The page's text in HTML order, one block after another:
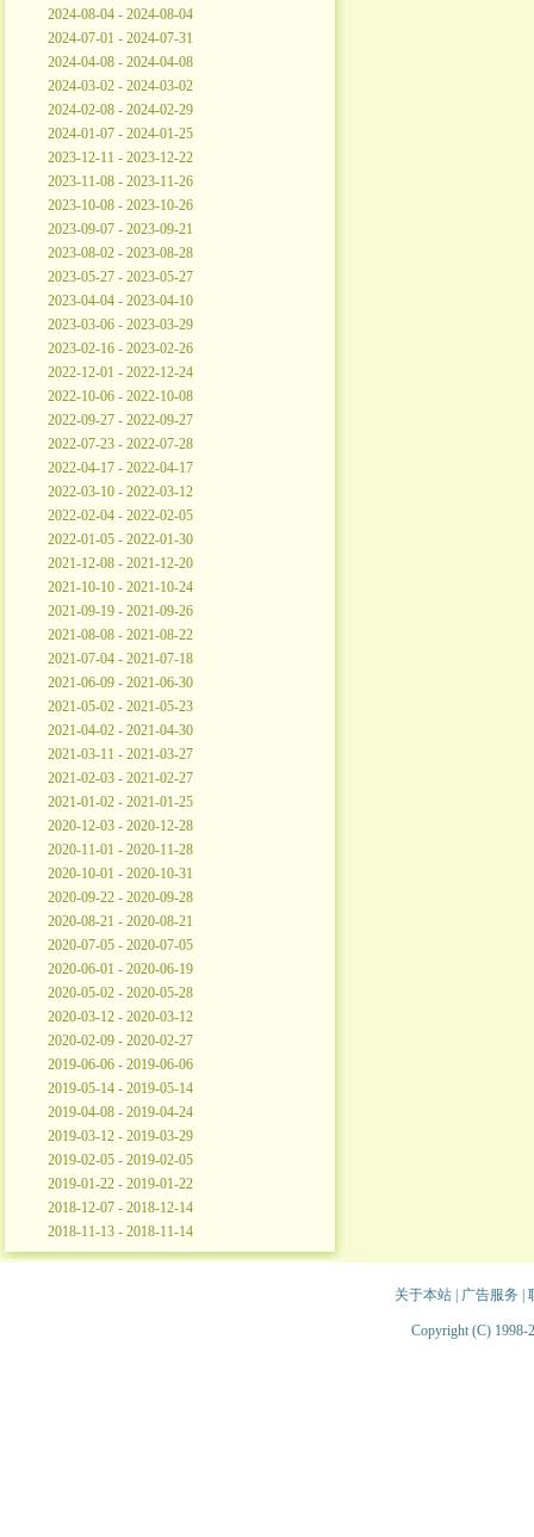
2024-08-04 - 2024-08-04
2024-07-01 - 2024-07-31
2024-04-08 - 2024-04-08
2024-03-02 - 2024-03-02
2024-02-08 - 2024-02-29
2024-01-07 - 2024-01-25
2023-12-11 - 2023-12-22
2023-11-08 - 2023-11-26
2023-10-08 - 2023-10-26
2023-09-07 - 2023-09-21
2023-08-02 - 2023-08-28
2023-05-27 - 2023-05-27
2023-04-04 - 2023-04-10
2023-03-06 - 2023-03-29
2023-02-16 - 2023-02-26
2022-12-01 - 2022-12-24
2022-10-06 - 2022-10-08
2022-09-27 - 2022-09-27
2022-07-23 - 2022-07-28
2022-04-17 - 2022-04-17
2022-03-10 - 2022-03-12
2022-02-04 - 2022-02-05
2022-01-05 - 2022-01-30
2021-12-08 - 2021-12-20
2021-10-10 - 2021-10-24
2021-09-19 - 2021-09-26
2021-08-08 - 2021-08-22
2021-07-04 - 2021-07-18
2021-06-09 - 2021-06-30
2021-05-02 - 2021-05-23
2021-04-02 - 2021-04-30
2021-03-11 - 2021-03-27
2021-02-03 - 2021-02-27
2021-01-02 - 2021-01-25
2020-12-03 - 2020-12-28
2020-11-01 - 2020-11-28
2020-10-01 - 2020-10-31
2020-09-22 - 2020-09-28
2020-08-21 - 2020-08-21
2020-07-05 - 2020-07-05
2020-06-01 - 2020-06-19
2020-05-02 - 2020-05-28
2020-03-12 - 2020-03-12
2020-02-09 - 2020-02-27
2019-06-06 - 2019-06-06
2019-05-14 - 2019-05-14
2019-04-08 - 2019-04-24
2019-03-12 - 2019-03-29
2019-02-05 - 2019-02-05
2019-01-22 - 2019-01-22
2018-12-07 - 2018-12-14
2018-11-13 - 2018-11-14
关于本站| 广告服务
Copyright (C) 1998-